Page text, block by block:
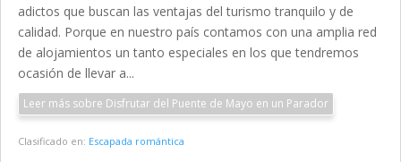
adictos que buscan las ventajas del turismo tranquilo y de
calidad. Porque en nuestro país contamos con una amplia red
de alojamientos un tanto especiales en los que tendremos
ocasión de llevar a...
Leer más sobre Disfrutar del Puente de Mayo en un Parador
Clasificado en: Escapada romántica